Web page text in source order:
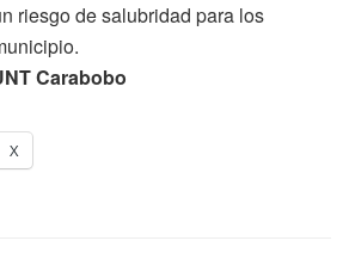
riesgo de salubridad para los
Carabobo
X